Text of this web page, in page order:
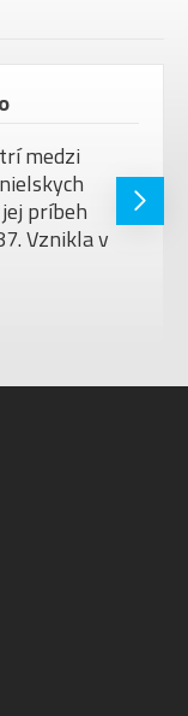
medzi
príbeh
Vznikla v